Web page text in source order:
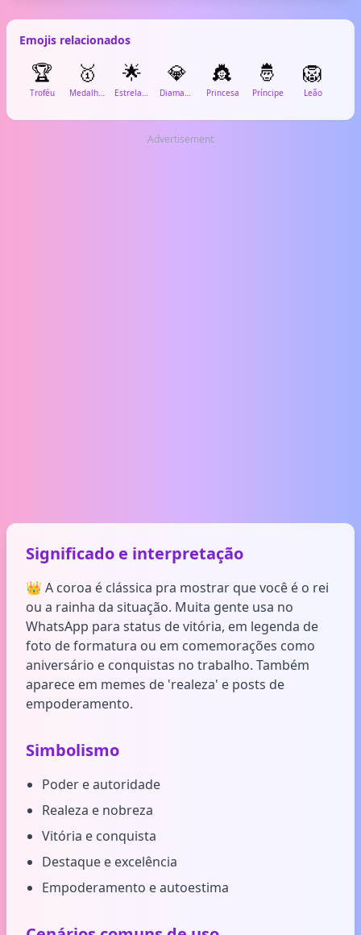
Emojis relacionados
🏆
Troféu
🥇
Medalha de Ouro
🌟
Estrela Brilhante
💎
Diamante
👸
Princesa
🤴
Príncipe
🦁
Leão
Advertisement
Significado e interpretação
👑 A coroa é clássica pra mostrar que você é o rei
ou a rainha da situação. Muita gente usa no
WhatsApp para status de vitória, em legenda de
foto de formatura ou em comemorações como
aniversário e conquistas no trabalho. Também
aparece em memes de 'realeza' e posts de
empoderamento.
Simbolismo
Poder e autoridade
Realeza e nobreza
Vitória e conquista
Destaque e excelência
Empoderamento e autoestima